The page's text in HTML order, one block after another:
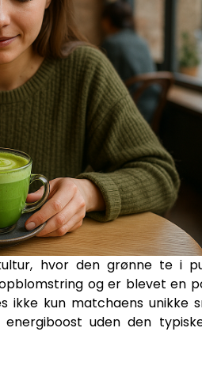
hvor den grønne te i
og er blevet en
ikke kun matchaens unikke
uden den